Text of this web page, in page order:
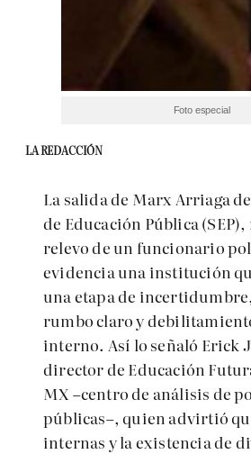
Foto especial
LA REDACCIÓN
La salida de Marx Arriaga
de Educación Pública
relevo de un funcionario
evidencia una institución
una etapa de
rumbo claro y
interno. Así lo señaló Erick
director de Educación
MX –centro de análisis de
públicas–, quien advirtió
internas y la existencia de